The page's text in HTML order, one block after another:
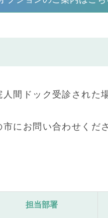
間ドック受診された
にお問い合わせくだ
担当部署